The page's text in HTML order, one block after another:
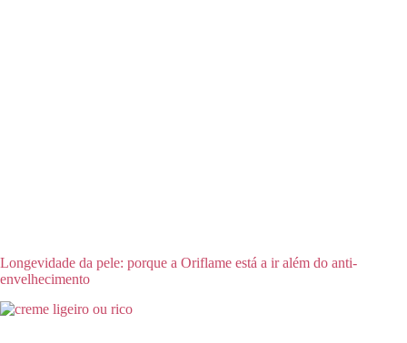
Longevidade da pele: porque a Oriflame está a ir além do anti-
envelhecimento